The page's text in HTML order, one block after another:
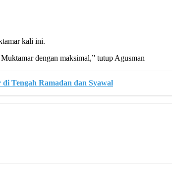
kali ini.
dengan maksimal,” tutup Agusman
Tengah Ramadan dan Syawal